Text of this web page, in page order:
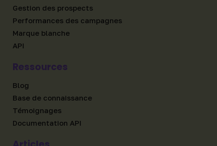
Gestion des prospects
Performances des campagnes
Marque blanche
API
Ressources
Blog
Base de connaissance
Témoignages
Documentation API